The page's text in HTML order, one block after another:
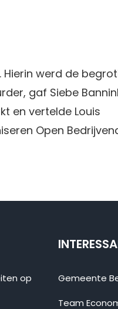
werd de
gaf Siebe
en vertelde Louis
Open
op
Gemeente
Team